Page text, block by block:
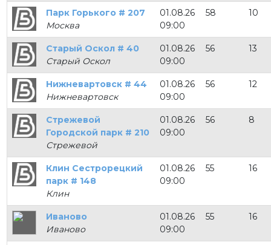
Парк Горького # 207
Москва
01.08.26
09:00
58 10
Старый Оскол # 40
Старый Оскол
01.08.26
09:00
56 13
Нижневартовск # 44
Нижневартовск
01.08.26
09:00
56 12
Стрежевой
Городской парк # 210
Стрежевой
01.08.26
09:00
56 8
Клин Сестрорецкий
парк # 148
Клин
01.08.26
09:00
55 16
Иваново
Иваново
01.08.26
09:00
55 16